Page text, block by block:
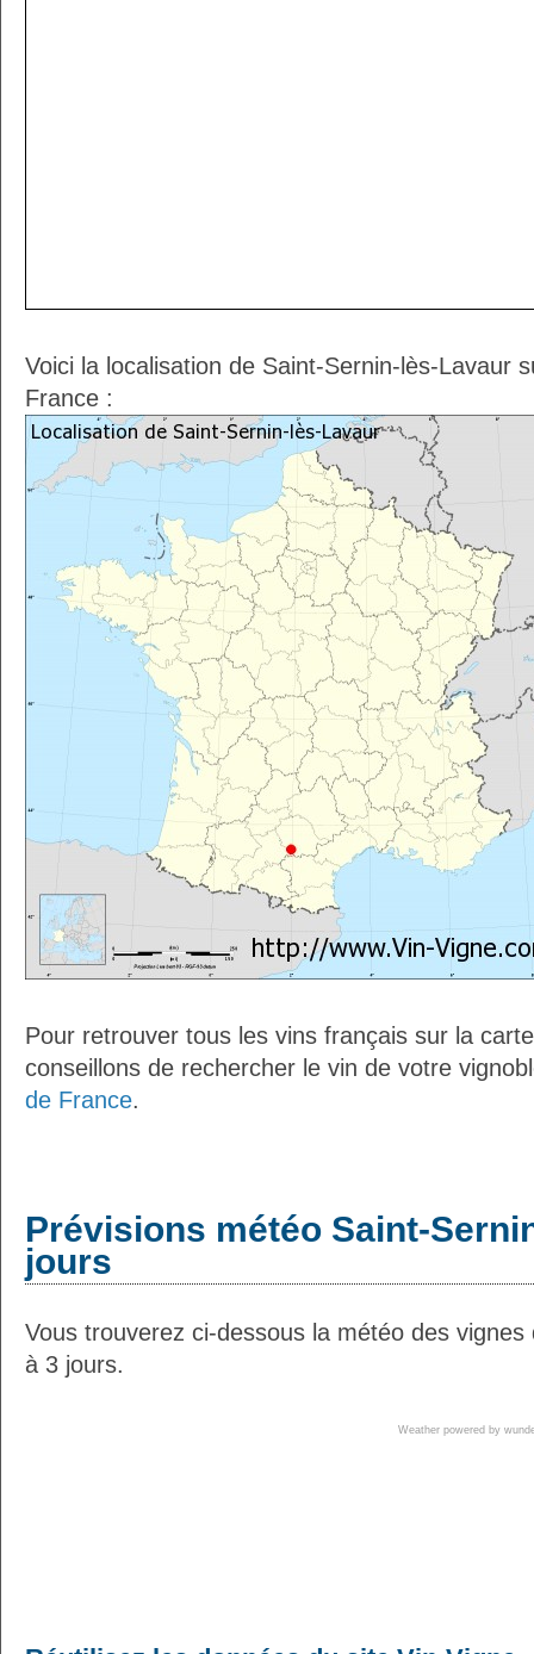
Voici la localisation de Saint-Sernin-lès-Lavaur
France :
Pour retrouver tous les vins français sur la
conseillons de rechercher le vin de votre
de France.
Prévisions météo Saint-
jours
Vous trouverez ci-dessous la météo des
à 3 jours.
Weather powered by